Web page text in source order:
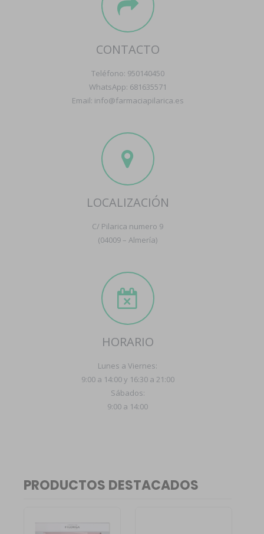
CONTACTO
Teléfono: 950140450
WhatsApp: 681635571
Email: info@farmaciapilarica.es
LOCALIZACIÓN
C/ Pilarica numero 9
(04009 – Almería)
HORARIO
Lunes a Viernes:
9:00 a 14:00 y 16:30 a 21:00
Sábados:
9:00 a 14:00